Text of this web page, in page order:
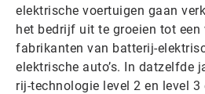
elektrische voertuigen gaan
het bedrijf uit te groeien tot een
fabrikanten van batterij-
elektrische auto’s. In datzelfde
rij-technologie level 2 en level 3